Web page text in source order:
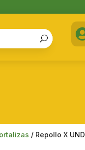
/ Repollo X UND